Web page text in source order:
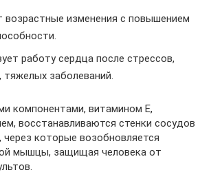
возрастные изменения с повышением
работу сердца после стрессов,
тяжелых заболеваний.
компонентами, витамином Е,
восстанавливаются стенки сосудов
через которые возобновляется
мышцы, защищая человека от